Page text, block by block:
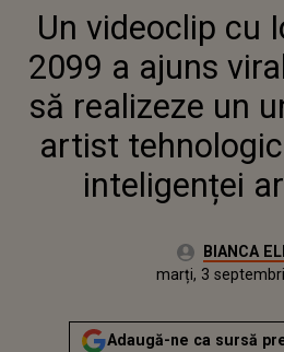
ÎN 2099
PUTUT
Un videoclip cu
2099 a ajuns
să realizeze un
artist
inteligenței
Autor:BIANCA
Publicat:
marți, 3
Adaugă-ne ca sursă